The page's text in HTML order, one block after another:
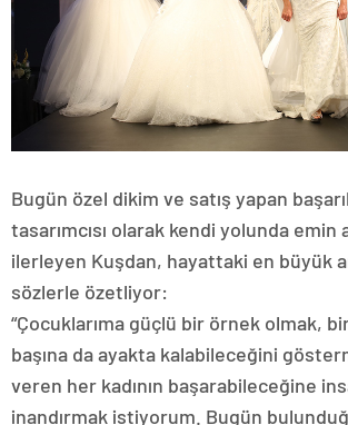
Bugün özel dikim ve satış yapan
tasarımcısı olarak kendi yolunda emin
ilerleyen Kuşdan, hayattaki en büyük
sözlerle özetliyor:
“Çocuklarıma güçlü bir örnek olmak,
başına da ayakta kalabileceğini
veren her kadının başarabileceğine
inandırmak istiyorum. Bugün